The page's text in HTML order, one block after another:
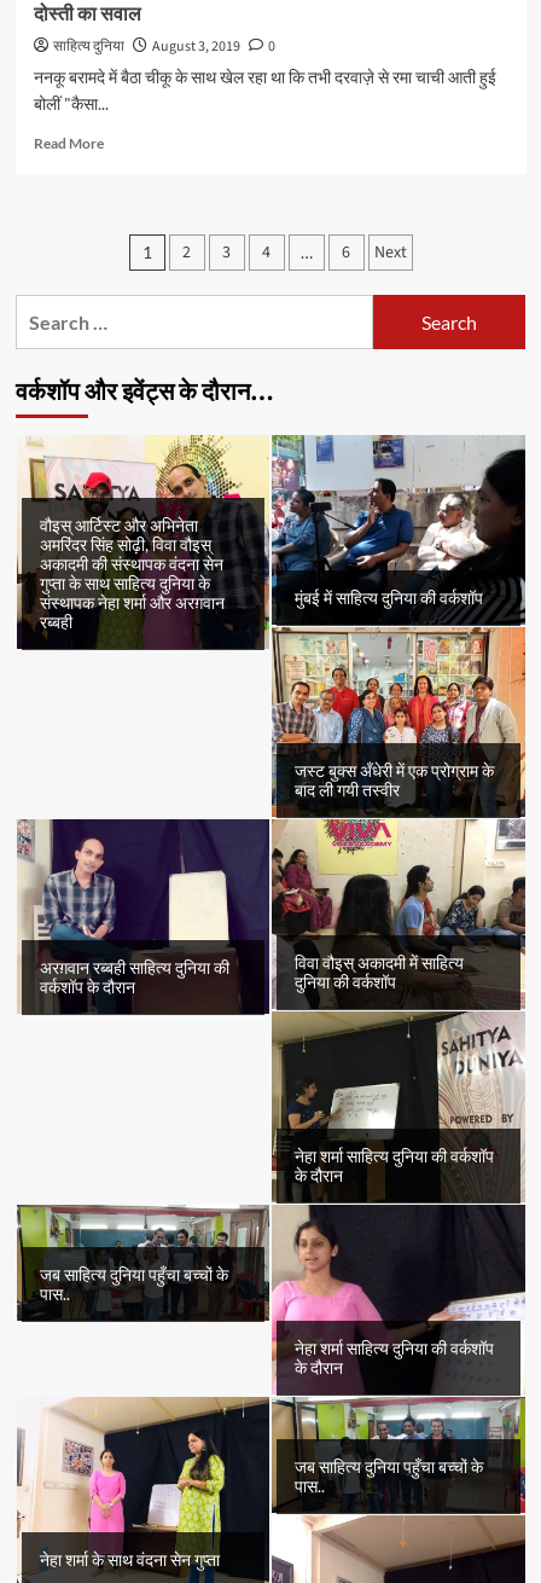
दोस्ती का सवाल
साहित्य दुनिया August 3, 2019
0
ननकू बरामदे में बैठा चीकू के साथ खेल रहा था कि तभी दरवाज़े से रमा चाची आती हुई
बोलीं "कैसा...
Read MoreRead
Posts
pagination
1 2 3 4 … 6 Next
वर्कशॉप और इवेंट्स के दौरान…
वौइस् आर्टिस्ट और अभिनेता
अमरिंदर सिंह सोढ़ी, विवा वौइस्
अकादमी की संस्थापक वंदना सेन
गुप्ता के साथ साहित्य दुनिया के
संस्थापक नेहा शर्मा और अरग़वान
रब्बही
मुंबई में साहित्य दुनिया की वर्कशॉप
जस्ट बुक्स अँधेरी में एक प्रोग्राम के
बाद ली गयी तस्वीर
अरग़वान रब्बही साहित्य दुनिया की
वर्कशॉप के दौरान
विवा वौइस् अकादमी में साहित्य
दुनिया की वर्कशॉप
नेहा शर्मा साहित्य दुनिया की वर्कशॉप
के दौरान
जब साहित्य दुनिया पहुँचा बच्चों के
पास..
नेहा शर्मा साहित्य दुनिया की वर्कशॉप
के दौरान
नेहा शर्मा के साथ वंदना सेन गुप्ता
जब साहित्य दुनिया पहुँचा बच्चों के
पास..